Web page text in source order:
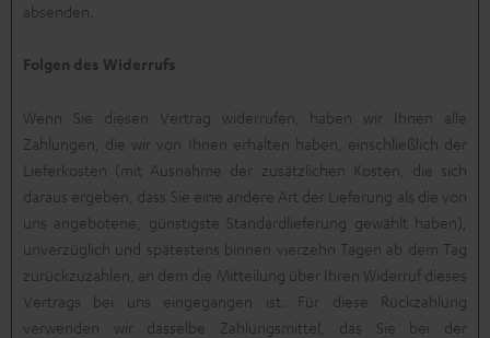
absenden.
Folgen des Widerrufs
Wenn Sie diesen Vertrag widerrufen, haben wir Ihnen alle
Zahlungen, die wir von Ihnen erhalten haben, einschließlich der
Lieferkosten (mit Ausnahme der zusätzlichen Kosten, die sich
daraus ergeben, dass Sie eine andere Art der Lieferung als die von
uns angebotene, günstigste Standardlieferung gewählt haben),
unverzüglich und spätestens binnen vierzehn Tagen ab dem Tag
zurückzuzahlen, an dem die Mitteilung über Ihren Widerruf dieses
Vertrags bei uns eingegangen ist. Für diese Rückzahlung
verwenden wir dasselbe Zahlungsmittel, das Sie bei der